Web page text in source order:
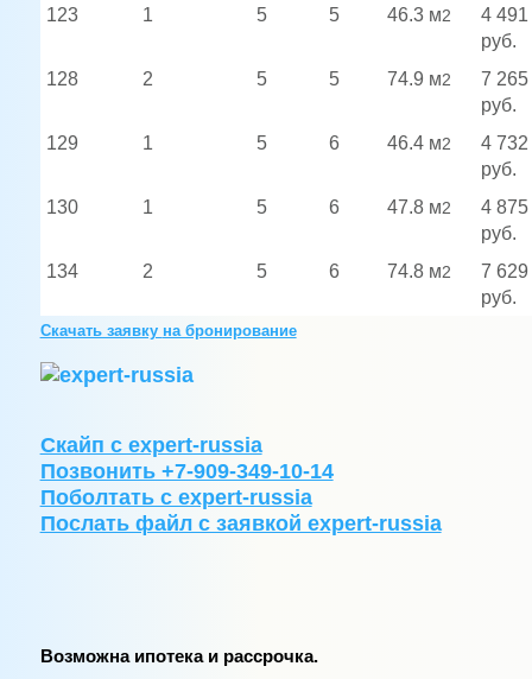
123 1 5 5 46.3 м2
4
руб.
128
2 5 5 74.9 м2
7
руб.
129
1 5 6 46.4 м2
4
руб.
130
1 5 6 47.8 м2
4
руб.
134
2 5 6 74.8 м2
7
руб.
Скачать заявку на бронирование
Скайп с expert-russia
Позвонить +7-909-349-10-14
Поболтать с expert-russia
Послать файл c заявкой expert-russia
Возможна ипотека и рассрочка.